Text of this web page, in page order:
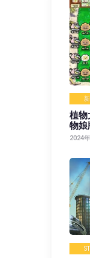
植物
物娘
2024